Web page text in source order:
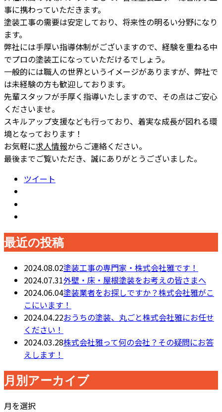
事に携わっていただきます。
塗装工事の需要は安定しており、将来性の明るい分野になり
ます。
弊社には手厚い指導体制がございますので、経験を重ねる中
でプロの塗装工になっていただけるでしょう。
一般的には職人の世界というイメージがありますが、弊社で
は未経験の方も歓迎しております。
先輩スタッフが手厚く指導いたしますので、その点はご安心
くださいませ。
スキルアップ支援なども行っており、着実な成長が図れる環
境となっております！
お気軽に求人情報からご連絡ください。
最後までご覧いただき、誠にありがとうございました。
ツイート
最近の投稿
2024.08.02塗装工事の専門家・株式会社雅です！
2024.07.31外壁・床・屋根塗装をお考えの皆さまへ
2024.06.04塗装業者をお探しですか？株式会社雅がこ
こにいます！
2024.04.22おうちの塗装、丸ごと株式会社雅にお任せ
ください！
2024.03.28株式会社雅って何の会社？その疑問にお答
えします！
月別アーカイブ
月を選択